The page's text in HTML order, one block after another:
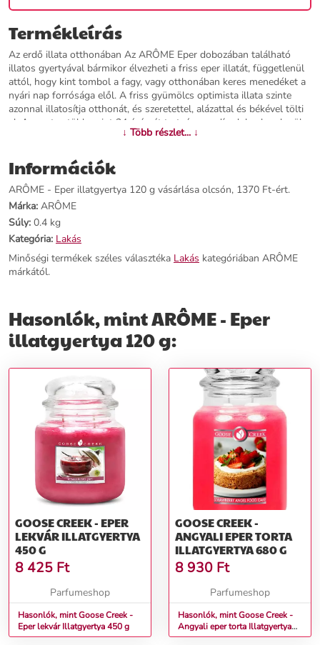
Termékleírás
Az erdő illata otthonában Az ARÔME Eper dobozában található
illatos gyertyával bármikor élvezheti a friss eper illatát, függetlenül
attól, hogy kint tombol a fagy, vagy otthonában keres menedéket a
nyári nap forrósága elől. A friss gyümölcs optimista illata szinte
azonnal illatosítja otthonát, és szeretettel, alázattal és békével tölti
el. A gyertya több, mint 24 órán át tart, és egy díszdobozban kerül
forgalomba. Kitűnő illatos ajándékként is.
További információk>>
↓ Több részlet... ↓
Információk
ARÔME - Eper illatgyertya 120 g vásárlása olcsón, 1370 Ft-ért.
Márka: ARÔME
Súly: 0.4 kg
Kategória: Lakás
Minőségi termékek széles választéka Lakás kategóriában ARÔME
márkától.
Hasonlók, mint ARÔME - Eper
illatgyertya 120 g:
GOOSE CREEK - EPER
LEKVÁR ILLATGYERTYA
450 G
8 425 Ft
Parfumeshop
Hasonlók, mint Goose Creek -
Eper lekvár Illatgyertya 450 g
GOOSE CREEK -
ANGYALI EPER TORTA
ILLATGYERTYA 680 G
8 930 Ft
Parfumeshop
Hasonlók, mint Goose Creek -
Angyali eper torta Illatgyertya
680 g